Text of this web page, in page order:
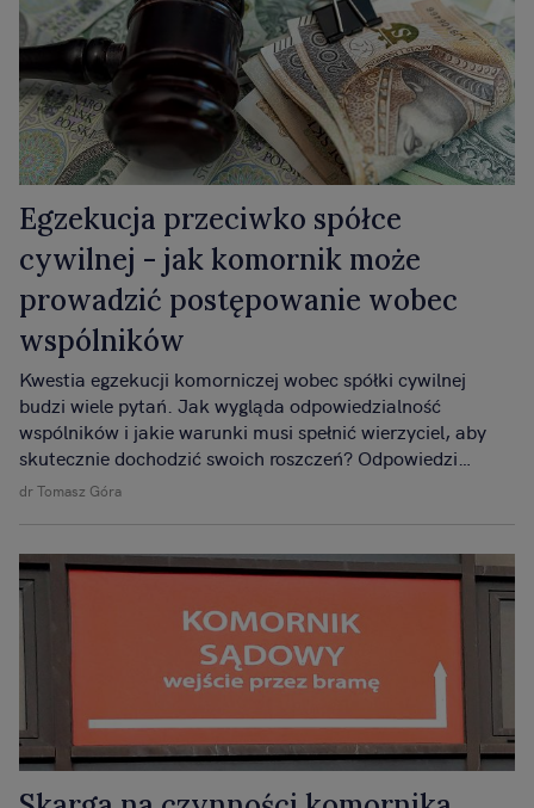
Egzekucja przeciwko spółce
cywilnej - jak komornik może
prowadzić postępowanie wobec
wspólników
dr Tomasz Góra
Kwestia egzekucji komorniczej wobec spółki cywilnej
budzi wiele pytań. Jak wygląda odpowiedzialność
wspólników i jakie warunki musi spełnić wierzyciel, aby
skutecznie dochodzić swoich roszczeń? Odpowiedzi
znajdziesz w naszym artykule.